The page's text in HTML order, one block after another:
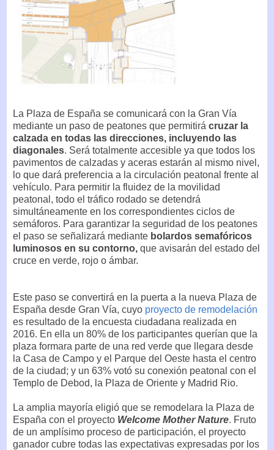
La Plaza de España se comunicará con la Gran Vía
mediante un paso de peatones que permitirá cruzar la
calzada en todas las direcciones, incluyendo las
diagonales. Será totalmente accesible ya que todos los
pavimentos de calzadas y aceras estarán al mismo nivel,
lo que dará preferencia a la circulación peatonal frente al
vehículo. Para permitir la fluidez de la movilidad
peatonal, todo el tráfico rodado se detendrá
simultáneamente en los correspondientes ciclos de
semáforos. Para garantizar la seguridad de los peatones
el paso se señalizará mediante bolardos semafóricos
luminosos en su contorno, que avisarán del estado del
cruce en verde, rojo o ámbar.
Este paso se convertirá en la puerta a la nueva Plaza de
España desde Gran Vía, cuyo proyecto de remodelación
es resultado de la encuesta ciudadana realizada en
2016. En ella un 80% de los participantes querían que la
plaza formara parte de una red verde que llegara desde
la Casa de Campo y el Parque del Oeste hasta el centro
de la ciudad; y un 63% votó su conexión peatonal con el
Templo de Debod, la Plaza de Oriente y Madrid Rio.
La amplia mayoría eligió que se remodelara la Plaza de
España con el proyecto Welcome Mother Nature. Fruto
de un amplísimo proceso de participación, el proyecto
ganador cubre todas las expectativas expresadas por los